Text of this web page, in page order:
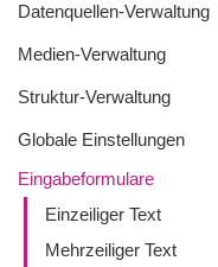
Datenquellen-Verwaltung
Medien-Verwaltung
Struktur-Verwaltung
Globale Einstellungen
Eingabeformulare
Einzeiliger Text
Mehrzeiliger Text